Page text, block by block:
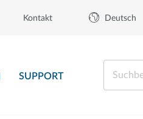
Kontakt Deutsch
SUPPORT